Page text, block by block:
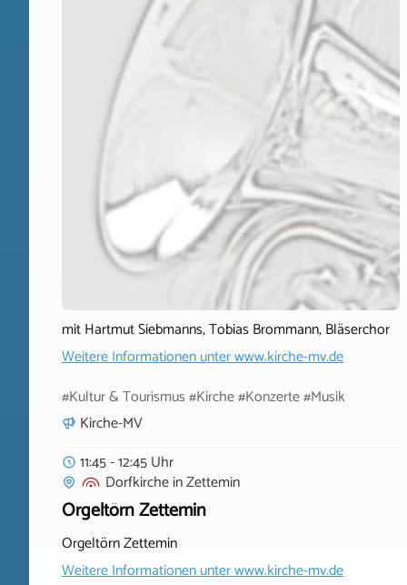
mit Hartmut Siebmanns, Tobias Brommann, Bläserchor
Weitere Informationen unterwww.kirche-mv.de
#Kultur & Tourismus #Kirche #Konzerte #Musik
Kirche-MV
11:45 - 12:45 Uhr
DorfkircheinZettemin
Orgeltörn Zettemin
Orgeltörn Zettemin
Weitere Informationen unterwww.kirche-mv.de